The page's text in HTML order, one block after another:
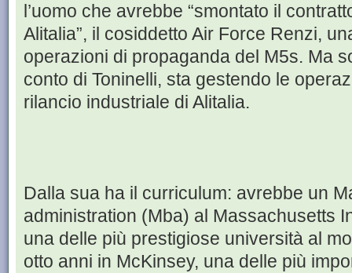
l’uomo che avrebbe “smontato il
Alitalia”, il cosiddetto Air Force Renzi,
operazioni di propaganda del M5s. Ma
conto di Toninelli, sta gestendo le
rilancio industriale di Alitalia.
Dalla sua ha il curriculum: avrebbe un
administration (Mba) al Massachusetts
una delle più prestigiose università al
otto anni in McKinsey, una delle più